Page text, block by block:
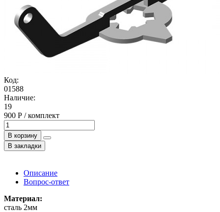
Код:
01588
Наличие:
19
900 Р / комплект
В корзину
В закладки
Описание
Вопрос-ответ
Материал:
сталь 2мм